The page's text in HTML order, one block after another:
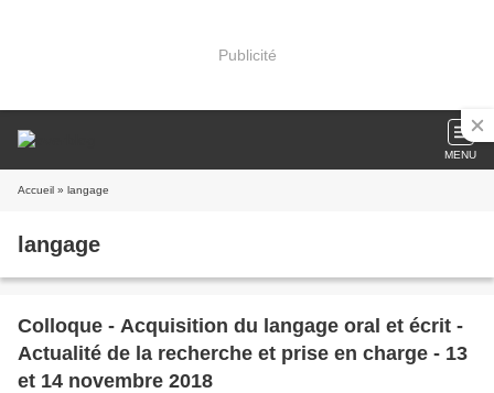
Publicité
MENU
Accueil » langage
langage
Colloque - Acquisition du langage oral et écrit -
Actualité de la recherche et prise en charge - 13
et 14 novembre 2018